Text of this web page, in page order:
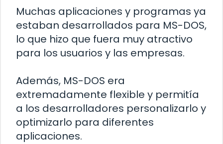
Muchas aplicaciones y programas ya
estaban desarrollados para MS-DOS,
lo que hizo que fuera muy atractivo
para los usuarios y las empresas.
Además, MS-DOS era
extremadamente flexible y permitía
a los desarrolladores personalizarlo y
optimizarlo para diferentes
aplicaciones.